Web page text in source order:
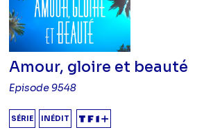
Amour, gloire et beauté
Episode 9548
SÉRIE INÉDIT